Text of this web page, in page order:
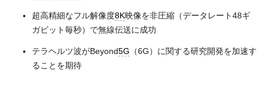
超高精細なフル解像度8K映像を非圧縮（データレート48ギ
ガビット毎秒）で無線伝送に成功
テラヘルツ波がBeyond5G （6G）に関する研究開発を加速す
ることを期待